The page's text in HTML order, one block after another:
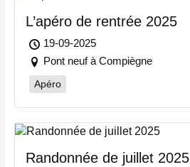
L’apéro de rentrée 2025
19-09-2025
Pont neuf à Compiègne
Apéro
Randonnée de juillet 2025